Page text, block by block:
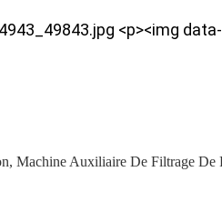
<p><img
, Machine Auxiliaire De Filtrage De